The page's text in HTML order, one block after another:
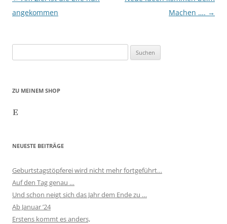
angekommen
Machen …. →
nach:
ZU MEINEM SHOP
Etsy
NEUESTE BEITRÄGE
Geburtstagstöpferei wird nicht mehr fortgeführt…
Auf den Tag genau …
Und schon neigt sich das Jahr dem Ende zu …
Ab Januar ’24
Erstens kommt es anders,